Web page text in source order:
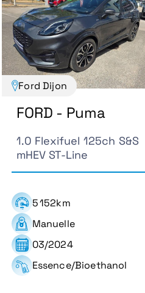
Ford Dijon
FORD - Puma
1.0 Flexifuel 125ch S&S
mHEV ST-Line
5 152km
Manuelle
03/2024
Essence/Bioethanol